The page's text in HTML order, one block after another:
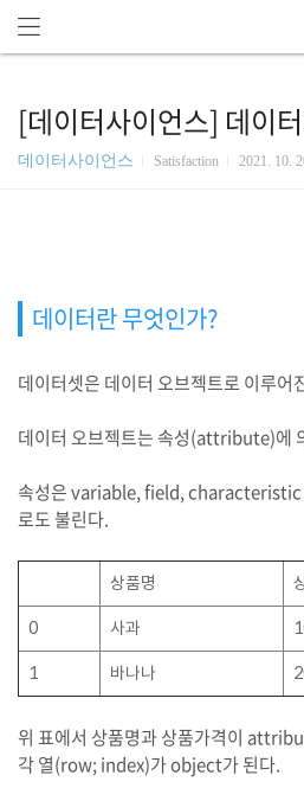
[데이터사이언스] 데이
데이터사이언스 Satisfaction 2021. 10.
데이터란 무엇인가?
데이터셋은 데이터 오브젝트로 이루어
데이터 오브젝트는 속성(attribute)에
속성은 variable, field,
로도 불린다.
상품명
0 사과
1 바나나
위 표에서 상품명과 상품가격이
각 열(row; index)가 object가 된다.